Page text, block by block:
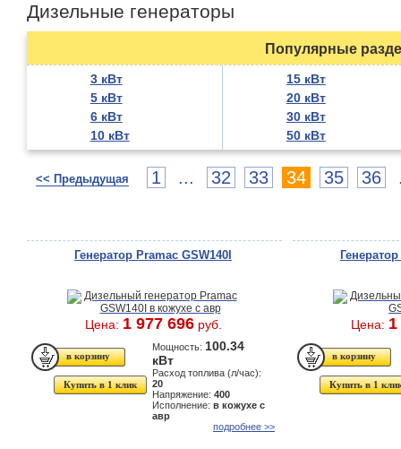
Дизельные генераторы
Популярные
3 кВт
5 кВт
6 кВт
10 кВт
15 кВт
20 кВт
30 кВт
50 кВт
<< Предыдущая 1 ... 32 33 34 35 36
Генератор Pramac GSW140I
Цена: 1 977 696руб.
Купить в 1 клик
Мощность: 100.34
кВт
Расход топлива (л/час):
20
Напряжение: 400
Исполнение: в кожухе с
авр
подробнее >>
Цена:
Купить в 1